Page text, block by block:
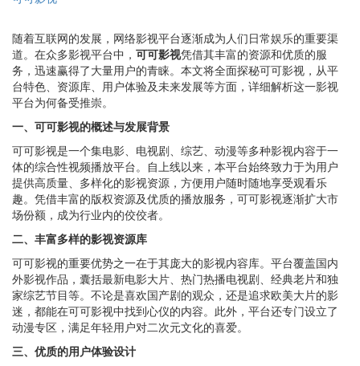
随着互联网的发展，网络影视平台逐渐成为人们日常娱乐的重要渠
道。在众多影视平台中， 可可影视凭借其丰富的资源和优质的服
务，迅速赢得了大量用户的青睐。本文将全面探秘可可影视，从平
台特色、资源库、用户体验及未来发展等方面，详细解析这一影视
平台为何备受推崇。
一、可可影视的概述与发展背景
可可影视是一个集电影、电视剧、综艺、动漫等多种影视内容于一
体的综合性视频播放平台。自上线以来，本平台始终致力于为用户
提供高质量、多样化的影视资源，方便用户随时随地享受观看乐
趣。凭借丰富的版权资源及优质的播放服务，可可影视逐渐扩大市
场份额，成为行业内的佼佼者。
二、丰富多样的影视资源库
可可影视的重要优势之一在于其庞大的影视内容库。平台覆盖国内
外影视作品，囊括最新电影大片、热门热播电视剧、经典老片和独
家综艺节目等。不论是喜欢国产剧的观众，还是追求欧美大片的影
迷，都能在可可影视中找到心仪的内容。此外，平台还专门设立了
动漫专区，满足年轻用户对二次元文化的喜爱。
三、优质的用户体验设计